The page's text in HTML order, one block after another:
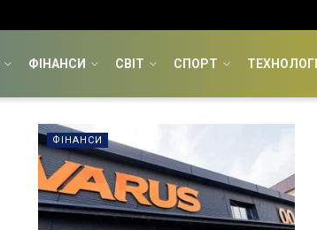
ФІНАНСИ СВІТ СПОРТ ТЕХНОЛОГІЇ
ФІНАНСИ